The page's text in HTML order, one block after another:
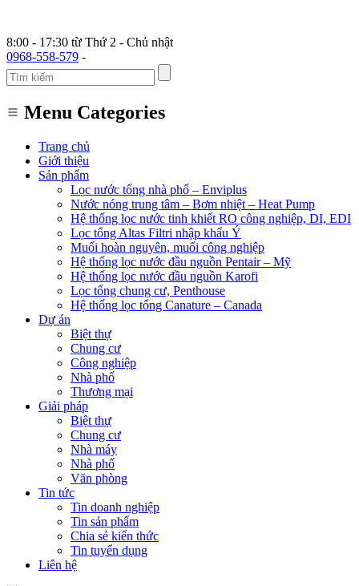
8:00 - 17:30 từ Thứ 2 - Chủ nhật
0968-558-579 -
Menu Categories
Trang chủ
Giới thiệu
Sản phẩm
Lọc nước tổng nhà phố – Enviplus
Nước nóng trung tâm – Bơm nhiệt – Heat Pump
Hệ thống lọc nước tinh khiết RO công nghiệp, DI, EDI
Lọc tổng Altas Filtri nhập khẩu Ý
Muối hoàn nguyên, muối công nghiệp
Hệ thống lọc nước đầu nguồn Pentair – Mỹ
Hệ thống lọc nước đầu nguồn Karofi
Lọc tổng chung cư, Penthouse
Hệ thống lọc tổng Canature – Canada
Dự án
Biệt thự
Chung cư
Công nghiệp
Nhà phố
Thương mại
Giải pháp
Biệt thự
Chung cư
Nhà máy
Nhà phố
Văn phòng
Tin tức
Tin doanh nghiệp
Tin sản phẩm
Chia sẻ kiến thức
Tin tuyển dụng
Liên hệ